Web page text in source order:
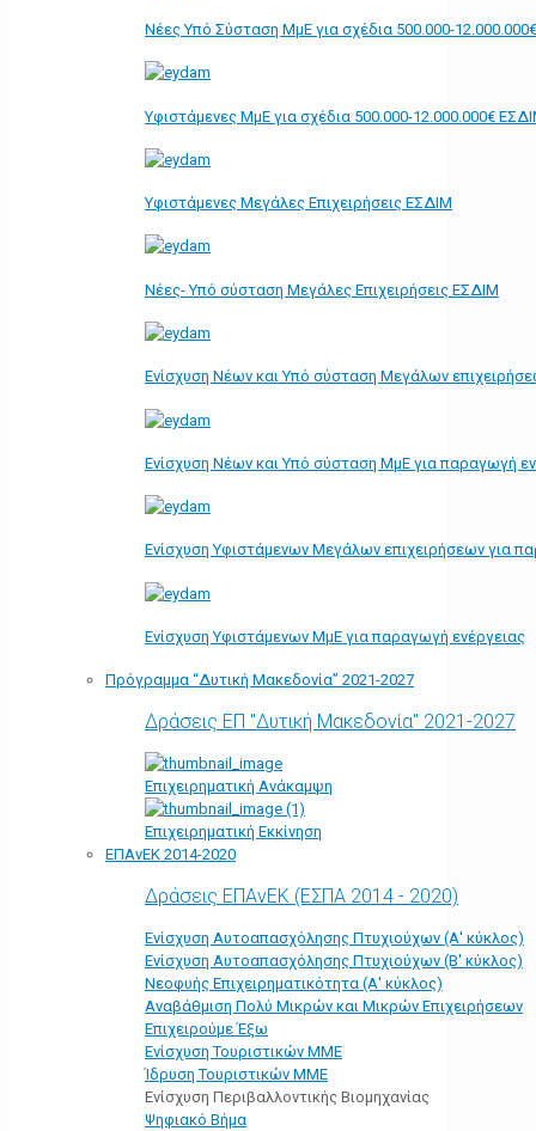
Νέες Υπό Σύσταση ΜμΕ για σχέδια 500.000-
Υφιστάμενες ΜμΕ για σχέδια 500.000-12.000.000€
Υφιστάμενες Μεγάλες Επιχειρήσεις ΕΣΔΙΜ
Νέες- Υπό σύσταση Μεγάλες Επιχειρήσεις ΕΣΔΙΜ
Ενίσχυση Νέων και Υπό σύσταση Μεγάλων
Ενίσχυση Νέων και Υπό σύσταση ΜμΕ για παραγωγή
Ενίσχυση Υφιστάμενων Μεγάλων επιχειρήσεων για
Ενίσχυση Υφιστάμενων ΜμΕ για παραγωγή ενέργειας
Πρόγραμμα “Δυτική Μακεδονία” 2021-2027
Δράσεις ΕΠ "Δυτική Μακεδονία" 2021-2027
Επιχειρηματική Ανάκαμψη
Επιχειρηματική Εκκίνηση
ΕΠΑνΕΚ 2014-2020
Δράσεις ΕΠΑνΕΚ (ΕΣΠΑ 2014 - 2020)
Ενίσχυση Αυτοαπασχόλησης Πτυχιούχων (Α' κύκλος)
Ενίσχυση Αυτοαπασχόλησης Πτυχιούχων (Β' κύκλος)
Νεοφυής Επιχειρηματικότητα (Α' κύκλος)
Αναβάθμιση Πολύ Μικρών και Μικρών Επιχειρήσεων
Επιχειρούμε Έξω
Ενίσχυση Τουριστικών ΜΜΕ
Ίδρυση Τουριστικών ΜΜΕ
Ενίσχυση Περιβαλλοντικής Βιομηχανίας
Ψηφιακό Βήμα